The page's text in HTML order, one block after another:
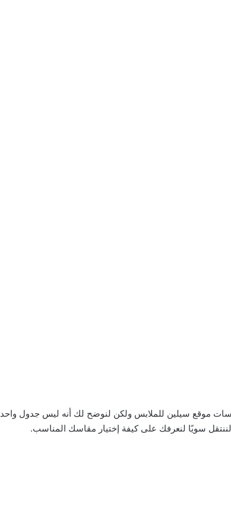
موقع سيلين للملابس ولكن لنوضح لك أنه ليس جدول واحد
سويًا لنعرفك على كيفة إختيار مقاسك المناسب.